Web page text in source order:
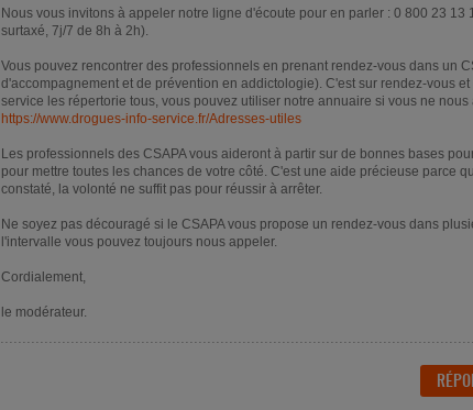
Nous vous invitons à appeler notre ligne d'écoute pour en parler : 0 800 23 13
surtaxé, 7j/7 de 8h à 2h).
Vous pouvez rencontrer des professionnels en prenant rendez-vous dans un
d'accompagnement et de prévention en addictologie). C'est sur rendez-vous
service les répertorie tous, vous pouvez utiliser notre annuaire si vous ne nous
https://www.drogues-info-service.fr/Adresses-utiles
Les professionnels des CSAPA vous aideront à partir sur de bonnes bases
pour mettre toutes les chances de votre côté. C'est une aide précieuse parce
constaté, la volonté ne suffit pas pour réussir à arrêter.
Ne soyez pas découragé si le CSAPA vous propose un rendez-vous dans
l'intervalle vous pouvez toujours nous appeler.
Cordialement,
le modérateur.